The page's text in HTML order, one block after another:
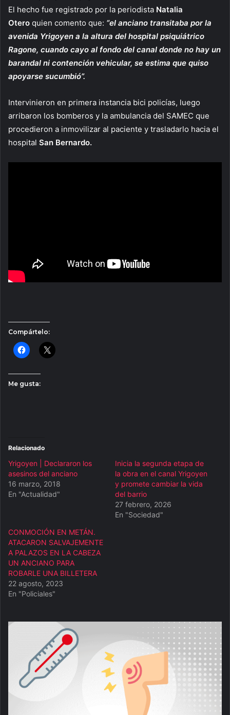
El hecho fue registrado por la periodista Natalia
Otero quien comento que: “el anciano transitaba por la
avenida Yrigoyen a la altura del hospital psiquiátrico
Ragone, cuando cayo al fondo del canal donde no hay un
barandal ni contención vehicular, se estima que quiso
apoyarse sucumbió”.
Intervinieron en primera instancia bici policías, luego
arribaron los bomberos y la ambulancia del SAMEC que
procedieron a inmovilizar al paciente y trasladarlo hacia el
hospital San Bernardo.
Compártelo:
Me gusta:
Relacionado
Yrigoyen | Declararon los
asesinos del anciano
16 marzo, 2018
En "Actualidad"
Inicia la segunda etapa de
la obra en el canal Yrigoyen
y promete cambiar la vida
del barrio
27 febrero, 2026
En "Sociedad"
CONMOCIÓN EN METÁN.
ATACARON SALVAJEMENTE
A PALAZOS EN LA CABEZA
UN ANCIANO PARA
ROBARLE UNA BILLETERA
22 agosto, 2023
En "Policiales"